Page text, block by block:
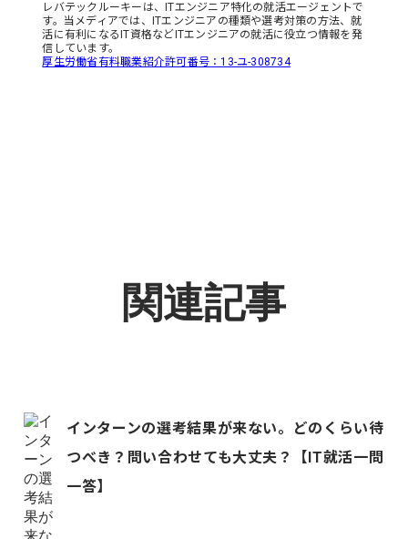
レバテックルーキーは、ITエンジニア特化の就活エージェントで
す。当メディアでは、ITエンジニアの種類や選考対策の方法、就
活に有利になるIT資格などITエンジニアの就活に役立つ情報を発
信しています。
厚生労働省有料職業紹介許可番号：13-ユ-308734
関連記事
インターンの選考結果が来ない。どのくらい待
つべき？問い合わせても大丈夫？【IT就活一問
一答】